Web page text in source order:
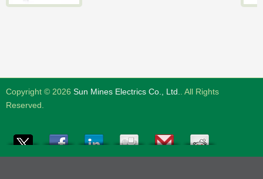
Copyright © 2026 Sun Mines Electrics Co., Ltd.. All Rights
Reserved.